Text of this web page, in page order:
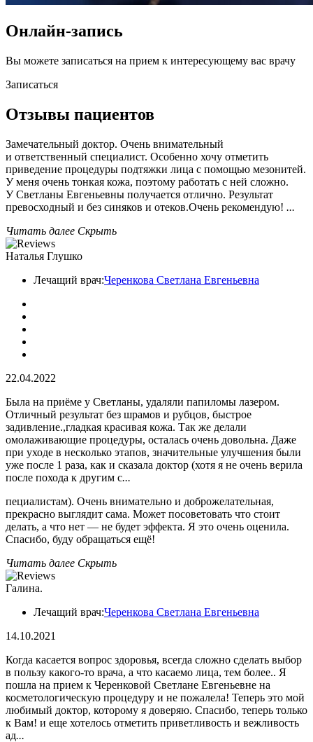
Онлайн-запись
Вы можете записаться на прием к интересующему вас врачу
Записаться
Отзывы пациентов
Замечательный доктор. Очень внимательный
и ответственный специалист. Особенно хочу отметить
приведение процедуры подтяжки лица с помощью мезонитей.
У меня очень тонкая кожа, поэтому работать с ней сложно.
У Светланы Евгеньевны получается отлично. Результат
превосходный и без синяков и отеков.Очень рекомендую! ...
Читать далее Скрыть
Наталья Глушко
Лечащий врач:Черенкова Светлана Евгеньевна
22.04.2022
Была на приёме у Светланы, удаляли папиломы лазером.
Отличный результат без шрамов и рубцов, быстрое
задивление.,гладкая красивая кожа. Так же делали
омолаживающие процедуры, осталась очень довольна. Даже
при уходе в несколько этапов, значительные улучшения были
уже после 1 раза, как и сказала доктор (хотя я не очень верила
после похода к другим с...
пециалистам). Очень внимательно и доброжелательная,
прекрасно выглядит сама. Может посоветовать что стоит
делать, а что нет — не будет эффекта. Я это очень оценила.
Спасибо, буду обращаться ещё!
Читать далее Скрыть
Галина.
Лечащий врач:Черенкова Светлана Евгеньевна
14.10.2021
Когда касается вопрос здоровья, всегда сложно сделать выбор
в пользу какого-то врача, а что касаемо лица, тем более.. Я
пошла на прием к Черенковой Светлане Евгеньевне на
косметологическую процедуру и не пожалела! Теперь это мой
любимый доктор, которому я доверяю. Спасибо, теперь только
к Вам! и еще хотелось отметить приветливость и вежливость
ад...